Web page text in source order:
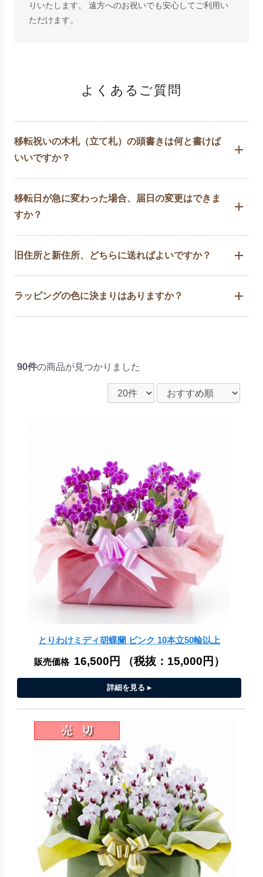
りいたします。 遠方へのお祝いでも安心してご利用い
ただけます。
よくあるご質問
移転祝いの木札（立て札）の頭書きは何と書けば
いいですか？
移転日が急に変わった場合、届日の変更はできま
すか？
旧住所と新住所、どちらに送ればよいですか？
ラッピングの色に決まりはありますか？
90件の商品が見つかりました
とりわけミディ胡蝶蘭 ピンク 10本立50輪以上
販売価格 16,500円 （税抜： 15,000円 ）